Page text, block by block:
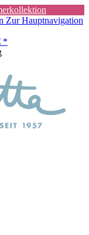
Zur Hauptnavigation
*